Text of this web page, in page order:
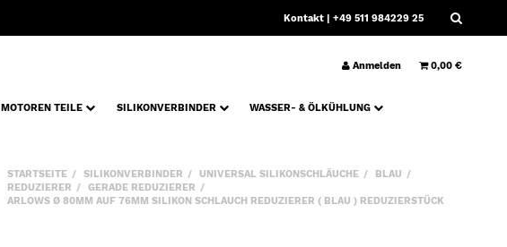
Kontakt | +49 511 984229 25
Anmelden 0,00 €
MOTOREN TEILE SILIKONVERBINDER
WASSER- & ÖLKÜHLUNG
STARTSEITE SILIKONVERBINDER UNIVERSAL SILIKONSCHLÄUCHE
BLAU
REDUZIERER
GERADE REDUZIERER
ARLOWS Ø 80MM AUF 76MM SILIKON SCHLAUCH REDUZIERER ( BLAU ) REDUZIERSTÜCK